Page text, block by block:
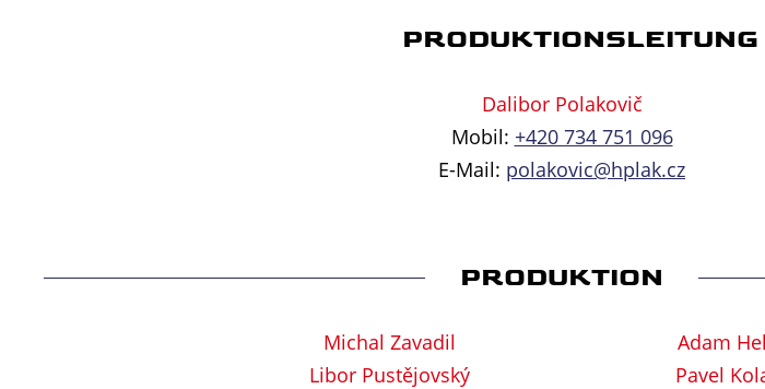
PRODUKTIONSLEITUNG
Dalibor Polakovič
Mobil: +420 734 751 096
E-Mail: polakovic@hplak.cz
PRODUKTION
Michal Zavadil
Libor Pustějovský
Adam
Pavel